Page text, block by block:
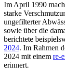
Im April 1990
starke
ungefilterter
sowie über die
berichtete
2024. Im Rahmen
2024 mit einem re-
erinnert.